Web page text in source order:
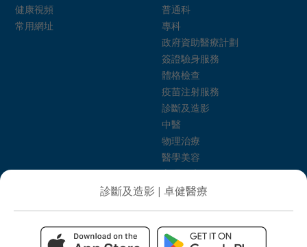
健康視頻
常用網址
普通科
專科
政府資助醫療計劃
簽證驗身服務
體格檢查
疫苗注射服務
診斷及造影
中醫
物理治療
醫學美容
心理健康
卓健護理介紹所
診斷及造影 | 卓健醫療